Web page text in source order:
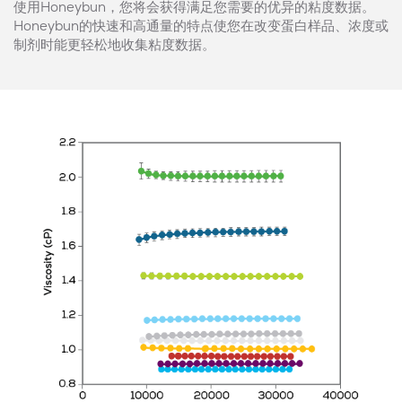
使用Honeybun，您将会获得满足您需要的优异的粘度数据。
Honeybun的快速和高通量的特点使您在改变蛋白样品、浓度或
制剂时能更轻松地收集粘度数据。